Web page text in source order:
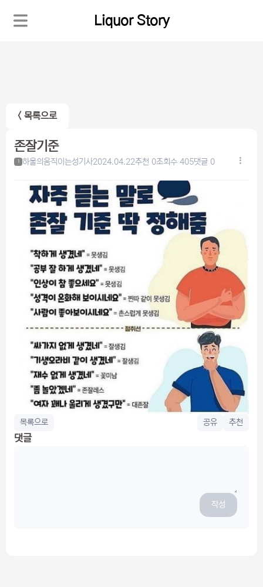
Liquor Story
< 목록으로
존잘기준
1 하울의움직이는성기사2024.04.22추천 0조회수 405댓글 0
목록으로 공유 추천
댓글
작성